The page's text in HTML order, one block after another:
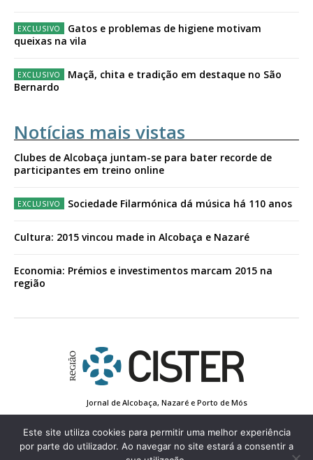
Gatos e problemas de higiene motivam
queixas na vila
Maçã, chita e tradição em destaque no São
Bernardo
Notícias mais vistas
Clubes de Alcobaça juntam-se para bater recorde de
participantes em treino online
Sociedade Filarmónica dá música há 110 anos
Cultura: 2015 vincou made in Alcobaça e Nazaré
Economia: Prémios e investimentos marcam 2015 na
região
Jornal de Alcobaça, Nazaré e Porto de Mós
Conta de Registo
Edição Impressa
Este site utiliza cookies para permitir uma melhor experiência
por parte do utilizador. Ao navegar no site estará a consentir a